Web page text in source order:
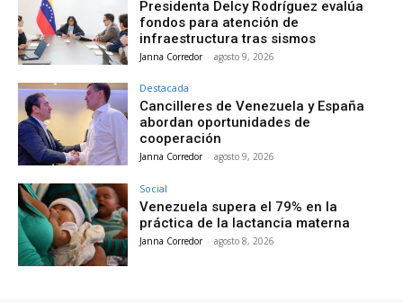
Presidenta Delcy Rodríguez evalúa
fondos para atención de
infraestructura tras sismos
Janna Corredor - agosto 9, 2026
Destacada
Cancilleres de Venezuela y España
abordan oportunidades de
cooperación
Janna Corredor - agosto 9, 2026
Social
Venezuela supera el 79% en la
práctica de la lactancia materna
Janna Corredor - agosto 8, 2026